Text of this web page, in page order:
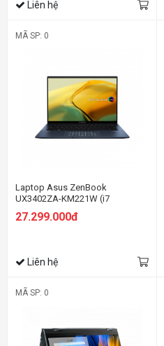
Liên hệ
MÃ SP: 0
Laptop Asus ZenBook
UX3402ZA-KM221W (i7
1260P/16GB RAM/512GB
SSD/14
27.299.000đ
Liên hệ
MÃ SP: 0